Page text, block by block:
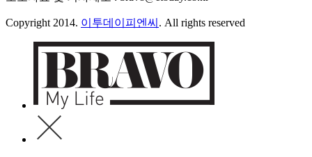
Copyright 2014. 이투데이피엔씨 . All rights reserved